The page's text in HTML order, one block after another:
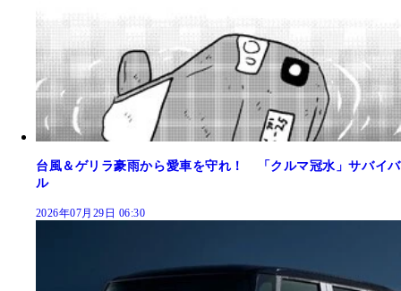
台風＆ゲリラ豪雨から愛車を守れ！ 「クルマ冠水」サバイバ
ル
2026年07月29日 06:30